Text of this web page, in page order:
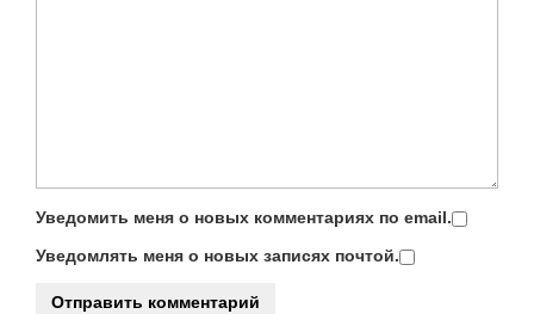
Уведомить меня о новых комментариях по email.
Уведомлять меня о новых записях почтой.